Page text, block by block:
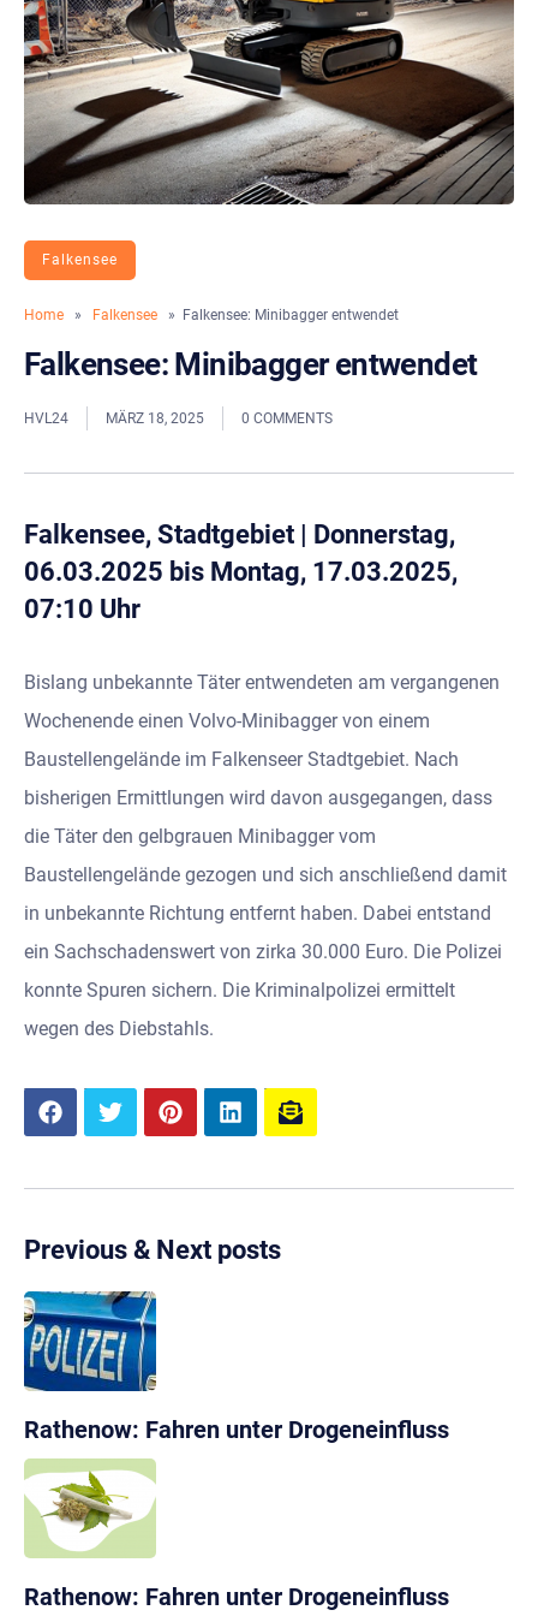
Falkensee
Home » Falkensee » Falkensee: Minibagger entwendet
Falkensee: Minibagger entwendet
HVL24 MÄRZ 18, 2025 0 COMMENTS
Falkensee, Stadtgebiet | Donnerstag,
06.03.2025 bis Montag, 17.03.2025,
07:10 Uhr
Bislang unbekannte Täter entwendeten am vergangenen
Wochenende einen Volvo-Minibagger von einem
Baustellengelände im Falkenseer Stadtgebiet. Nach
bisherigen Ermittlungen wird davon ausgegangen, dass
die Täter den gelbgrauen Minibagger vom
Baustellengelände gezogen und sich anschließend damit
in unbekannte Richtung entfernt haben. Dabei entstand
ein Sachschadenswert von zirka 30.000 Euro. Die Polizei
konnte Spuren sichern. Die Kriminalpolizei ermittelt
wegen des Diebstahls.
Previous & Next posts
Rathenow: Fahren unter Drogeneinfluss
Rathenow: Fahren unter Drogeneinfluss